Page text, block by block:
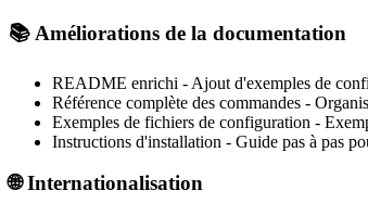
📚 Améliorations de la documentation
README enrichi - Ajout d'exemples de
Référence complète des commandes -
Exemples de fichiers de configuration -
Instructions d'installation - Guide pas à pas
🌐Internationalisation